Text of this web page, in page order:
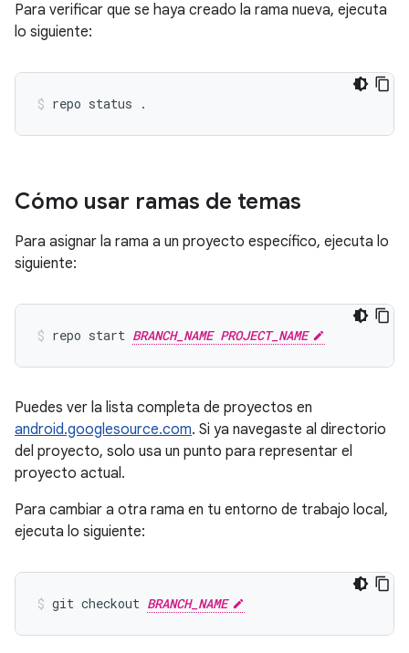
Para verificar que se haya creado la rama nueva, ejecuta
lo siguiente:
Cómo usar ramas de temas
Para asignar la rama a un proyecto específico, ejecuta lo
siguiente:
repo start BRANCH_NAME PROJECT_NAME
Puedes ver la lista completa de proyectos en
android.googlesource.com. Si ya navegaste al directorio
del proyecto, solo usa un punto para representar el
proyecto actual.
Para cambiar a otra rama en tu entorno de trabajo local,
ejecuta lo siguiente:
git checkout BRANCH_NAME